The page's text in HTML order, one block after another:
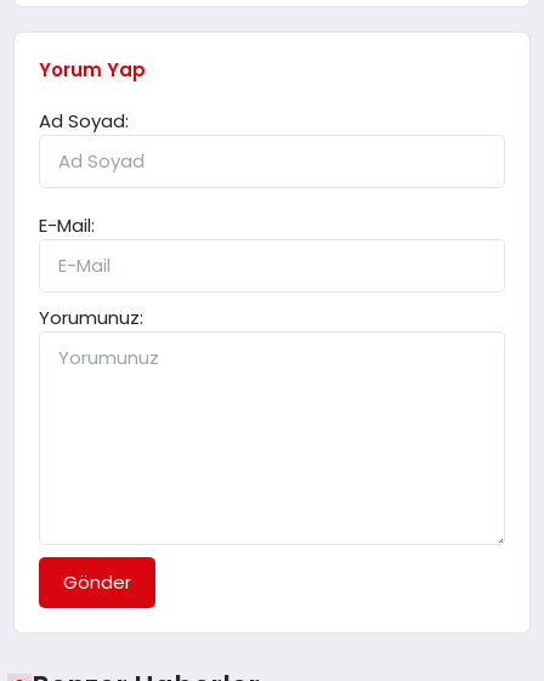
Yorum Yap
Ad Soyad:
E-Mail:
Yorumunuz:
Gönder